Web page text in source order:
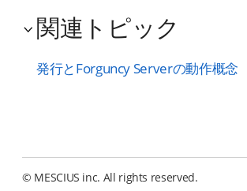
関連トピック
発行とForguncy Serverの動作概念
© MESCIUS inc. All rights reserved.